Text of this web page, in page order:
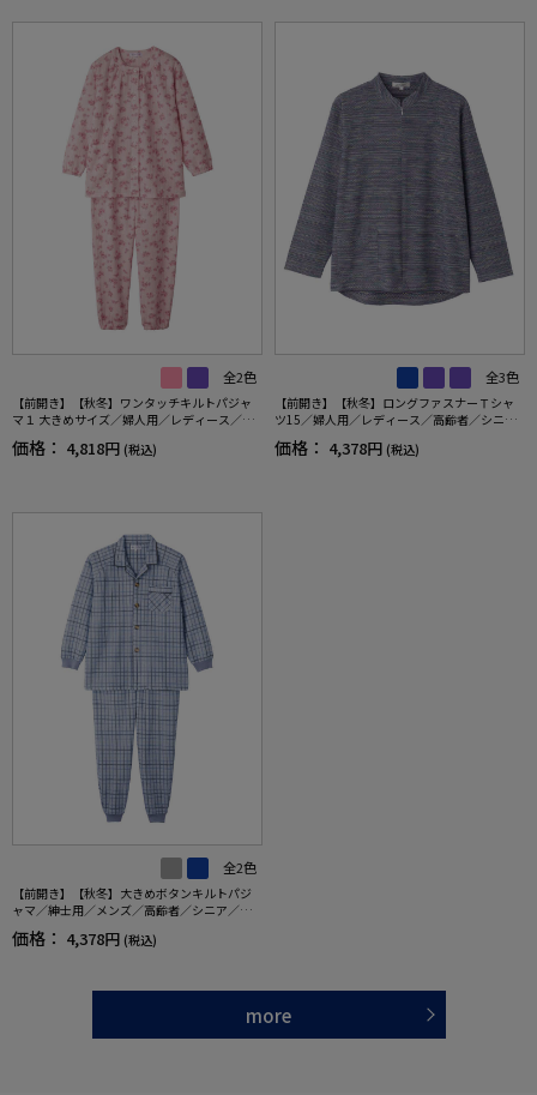
全2色
【前開き】【秋冬】ワンタッチキルトパジャ
マ１ 大きめサイズ／婦人用／レディース／シ
ニア／高齢者／洗濯機OK／寝巻／ギフト／プ
レゼント 【CF】
価格： 4,818円 (税込)
全3色
【前開き】【秋冬】ロングファスナーＴシャ
ツ15／婦人用／レディース／高齢者／シニア
／名前記入欄付／前ポケット／洗濯機OL／ギ
フト／プレゼント 【CF】
価格： 4,378円 (税込)
全2色
【前開き】【秋冬】大きめボタンキルトパジ
ャマ／紳士用／メンズ／高齢者／シニア／寝
巻／ラグラン袖／ギフト／プレゼント 【C
F】
価格： 4,378円 (税込)
more